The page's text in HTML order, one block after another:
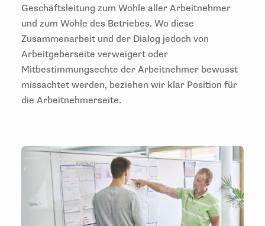
Geschäftsleitung zum Wohle aller Arbeitnehmer
und zum Wohle des Betriebes. Wo diese
Zusammenarbeit und der Dialog jedoch von
Arbeitgeberseite verweigert oder
Mitbestimmungsechte der Arbeitnehmer bewusst
missachtet werden, beziehen wir klar Position für
die Arbeitnehmerseite.